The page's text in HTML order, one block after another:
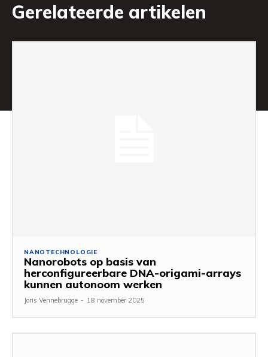
Gerelateerde artikelen
NANOTECHNOLOGIE
Nanorobots op basis van
herconfigureerbare DNA-origami-arrays
kunnen autonoom werken
Joris Vennebrugge - 18 november 2025